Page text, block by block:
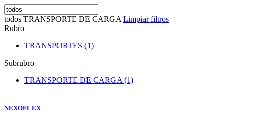
todos TRANSPORTE DE CARGA Limpiar filtros
Rubro
TRANSPORTES (1)
Subrubro
TRANSPORTE DE CARGA (1)
NEXOFLEX